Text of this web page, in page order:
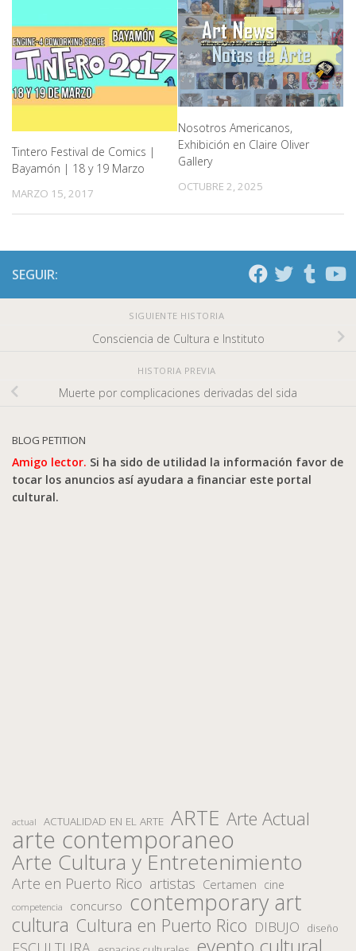
Tintero Festival de Comics |
Bayamón | 18 y 19 Marzo
MARZO 15, 2017
Nosotros Americanos,
Exhibición en Claire Oliver
Gallery
OCTUBRE 2, 2025
SEGUIR:
SIGUIENTE HISTORIA
Consciencia de Cultura e Instituto
HISTORIA PREVIA
Muerte por complicaciones derivadas del sida
BLOG PETITION
Amigo lector. Si ha sido de utilidad la información favor de
tocar los anuncios así ayudara a financiar este portal
cultural.
actual ACTUALIDAD EN EL ARTE ARTE Arte Actual
arte contemporaneo
Arte Cultura y Entretenimiento
Arte en Puerto Rico artistas Certamen cine
competencia concurso contemporary art
cultura Cultura en Puerto Rico DIBUJO diseño
evento cultural